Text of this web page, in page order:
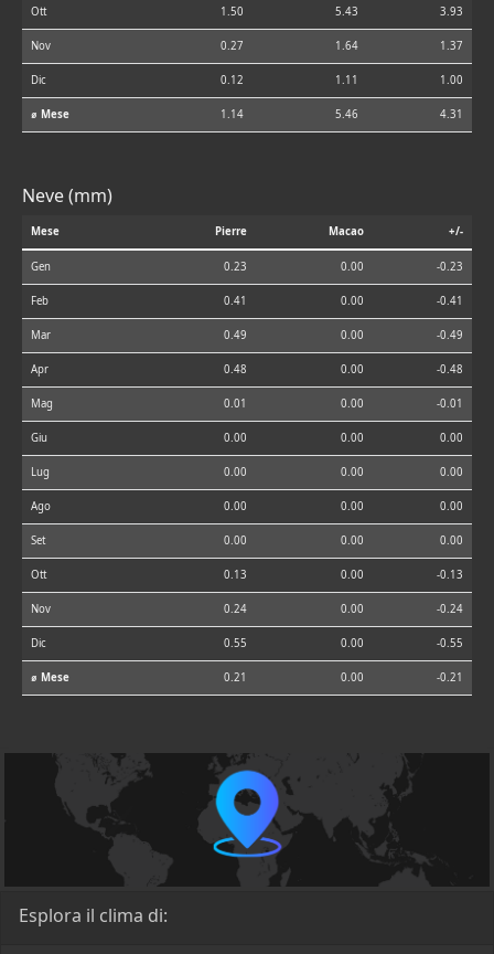
Ott 1.50 5.43 3.93
Nov 0.27 1.64 1.37
Dic 0.12 1.11 1.00
⌀ Mese 1.14 5.46 4.31
Neve (mm)
Mese Pierre Macao +/-
Gen 0.23 0.00 -0.23
Feb 0.41 0.00 -0.41
Mar 0.49 0.00 -0.49
Apr 0.48 0.00 -0.48
Mag 0.01 0.00 -0.01
Giu 0.00 0.00 0.00
Lug 0.00 0.00 0.00
Ago 0.00 0.00 0.00
Set 0.00 0.00 0.00
Ott 0.13 0.00 -0.13
Nov 0.24 0.00 -0.24
Dic 0.55 0.00 -0.55
⌀ Mese 0.21 0.00 -0.21
Esplora il clima di: